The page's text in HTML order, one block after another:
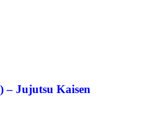
– Jujutsu Kaisen